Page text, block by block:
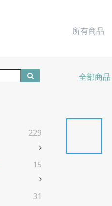
所有商品
229
15
31
全部商品